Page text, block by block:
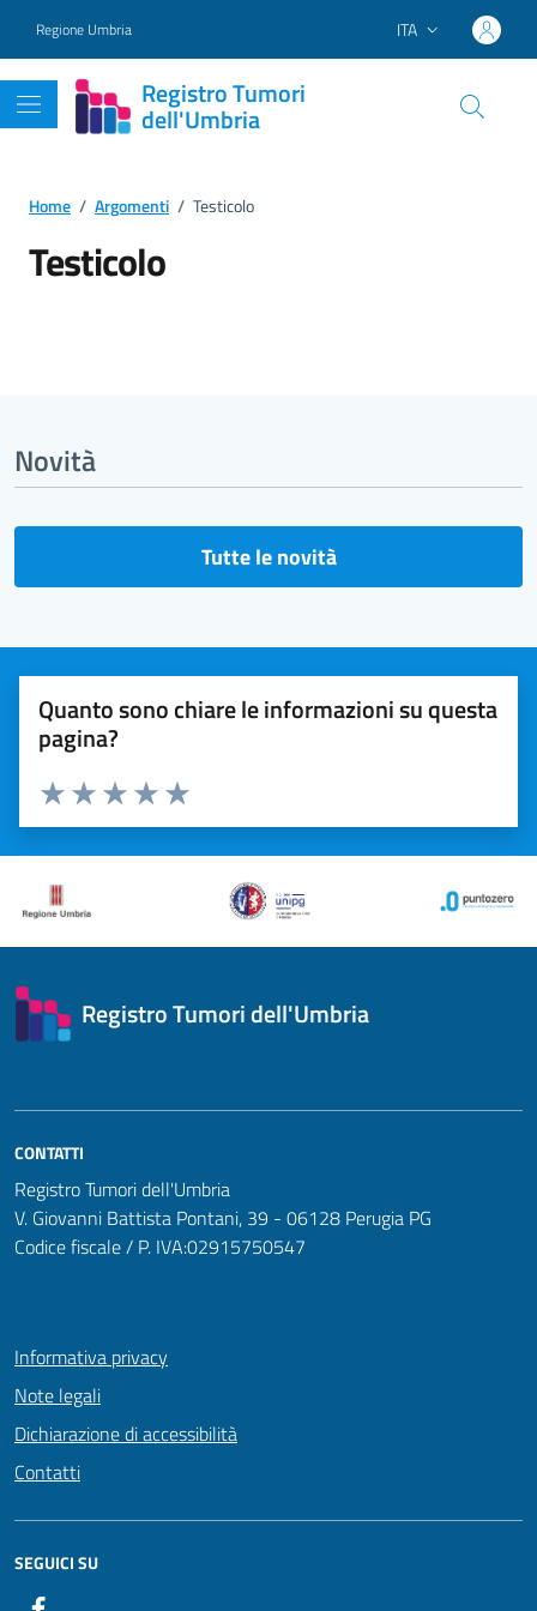
Regione Umbria Lingua attiva:
ITA
Registro Tumori
dell'Umbria
Home / Argomenti / Testicolo
Testicolo
Novità
Tutte le novità
Quanto sono chiare le informazioni su questa
pagina?
Valuta 5 stelle su 5
Valuta 4 stelle su 5
Valuta 3 stelle su 5
Valuta 2 stelle su 5
Valuta 1 stelle su 5
Registro Tumori dell'Umbria
CONTATTI
Registro Tumori dell'Umbria
V. Giovanni Battista Pontani, 39 - 06128 Perugia PG
Codice fiscale / P. IVA:02915750547
Informativa privacy
Note legali
Dichiarazione di accessibilità
Contatti
SEGUICI SU